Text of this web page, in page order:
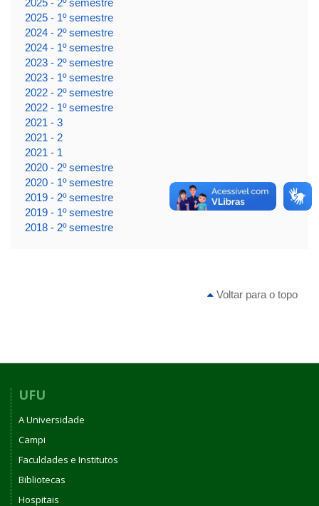
2025 - 2º semestre
2025 - 1º semestre
2024 - 2º semestre
2024 - 1º semestre
2023 - 2º semestre
2023 - 1º semestre
2022 - 2º semestre
2022 - 1º semestre
2021 - 3
2021 - 2
2021 - 1
2020 - 2º semestre
2020 - 1º semestre
2019 - 2º semestre
2019 - 1º semestre
2018 - 2º semestre
Voltar para o topo
UFU
A Universidade
Campi
Faculdades e Institutos
Bibliotecas
Hospitais